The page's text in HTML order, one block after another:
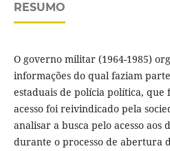
RESUMO
O governo militar (1964-1985)
informações do qual faziam
estaduais de polícia política,
acesso foi reivindicado pela
analisar a busca pelo acesso aos
durante o processo de abertura